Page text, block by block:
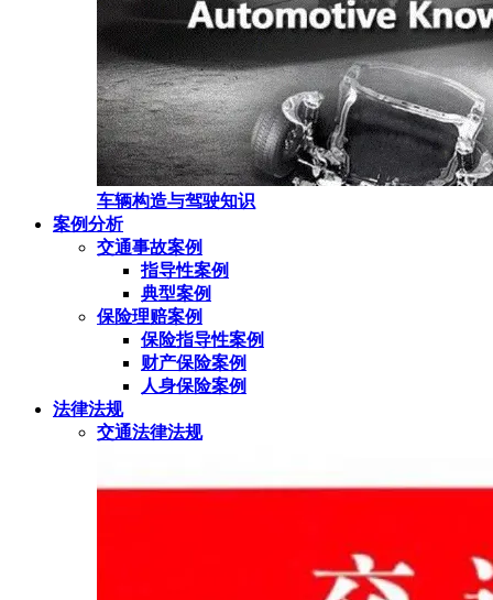
车辆构造与驾驶知识
案例分析
交通事故案例
指导性案例
典型案例
保险理赔案例
保险指导性案例
财产保险案例
人身保险案例
法律法规
交通法律法规